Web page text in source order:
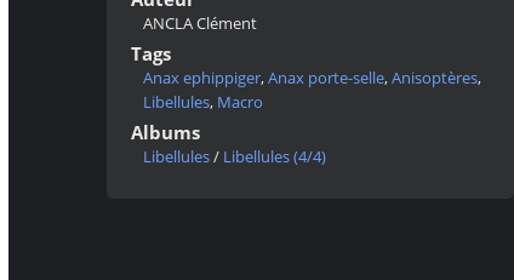
ANCLA Clément
Tags
Anax ephippiger,Anax porte-selle,Anisoptères,
Libellules, Macro
Albums
Libellules/ Libellules (4/4)